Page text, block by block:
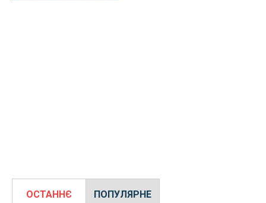
ОСТАННЄ ПОПУЛЯРНЕ